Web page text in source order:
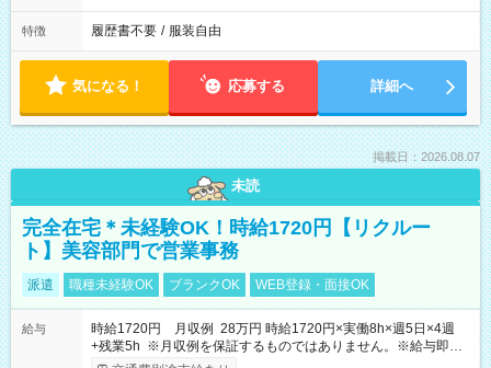
特徴 履歴書不要 / 服装自由
気になる！ 応募する 詳細へ
掲載日：2026.08.07
未読
完全在宅＊未経験OK！時給1720円【リクルー
ト】美容部門で営業事務
派遣 職種未経験OK ブランクOK WEB登録・面接OK
給与
時給1720円 月収例 28万円 時給1720円×実働8h×週5日×4週
+残業5h ※月収例を保証するものではありません。※給与即受
取りサービス利用可（利用条件有）